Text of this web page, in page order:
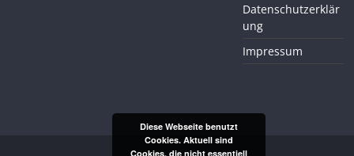
Datenschutzerklär
ung
Impressum
Diese Webseite benutzt
Cookies. Aktuell sind
Cookies, die nicht essentiell